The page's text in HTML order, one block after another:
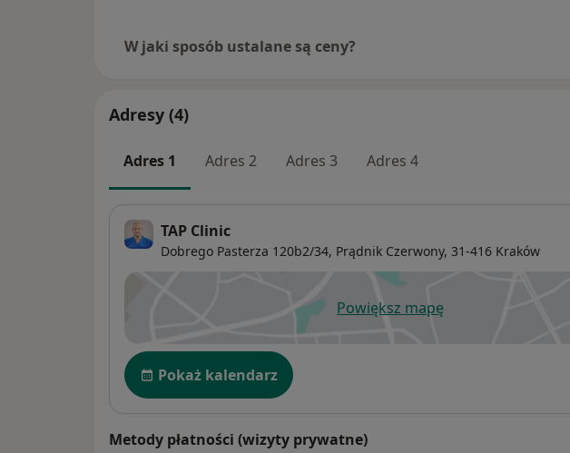
W jaki sposób ustalane są ceny?
Adresy (4)
Adres 1 Adres 2 Adres 3 Adres 4
TAP Clinic
Dobrego Pasterza 120b2/34, Prądnik Czerwony, 31-416 Kraków
Powiększ mapęotwiera się w nowej karcie
Dostępność
Pokaż kalendarz
Metody płatności (wizyty prywatne)